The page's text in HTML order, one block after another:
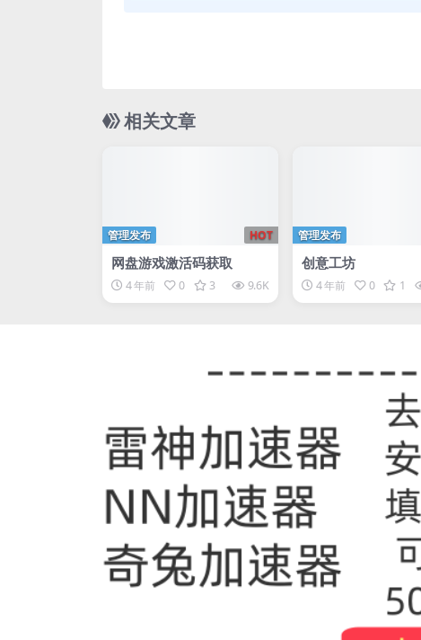
相关文章
HOT
管理发布
网盘游戏激活码获取
4 年前 0 3 9.6K
管理发布
创意工坊
4 年前 0 1